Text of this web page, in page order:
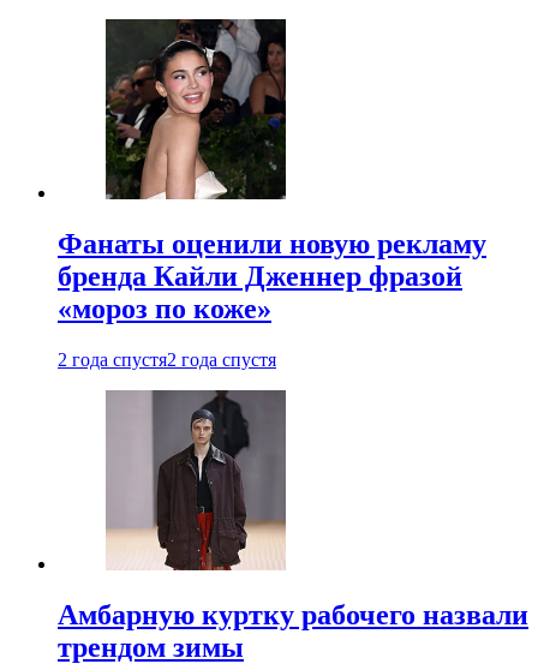
Фанаты оценили новую рекламу
бренда Кайли Дженнер фразой
«мороз по коже»
2 года спустя2 года спустя
Амбарную куртку рабочего назвали
трендом зимы